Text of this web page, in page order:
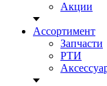
Акции
Ассортимент
Запчасти
РТИ